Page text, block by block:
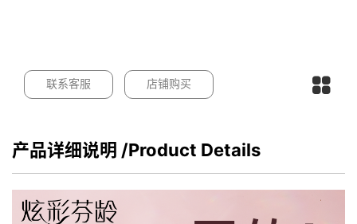
联系客服 店铺购买
产品详细说明 /Product Details